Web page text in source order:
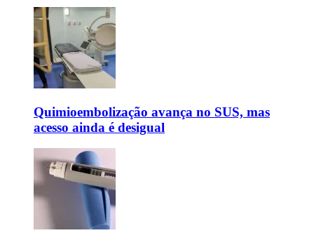
Quimioembolização avança no SUS, mas
acesso ainda é desigual